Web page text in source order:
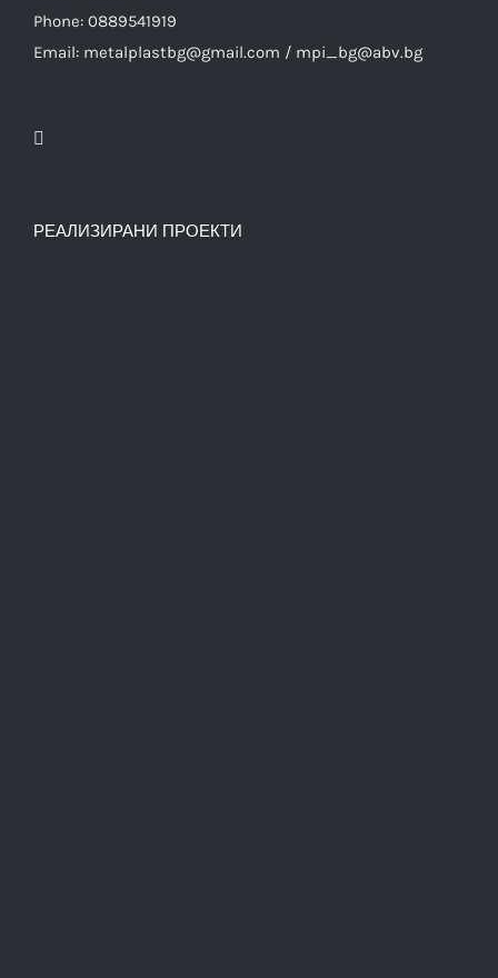
Phone: 0889541919
Email: metalplastbg@gmail.com / mpi_bg@abv.bg
РЕАЛИЗИРАНИ ПРОЕКТИ